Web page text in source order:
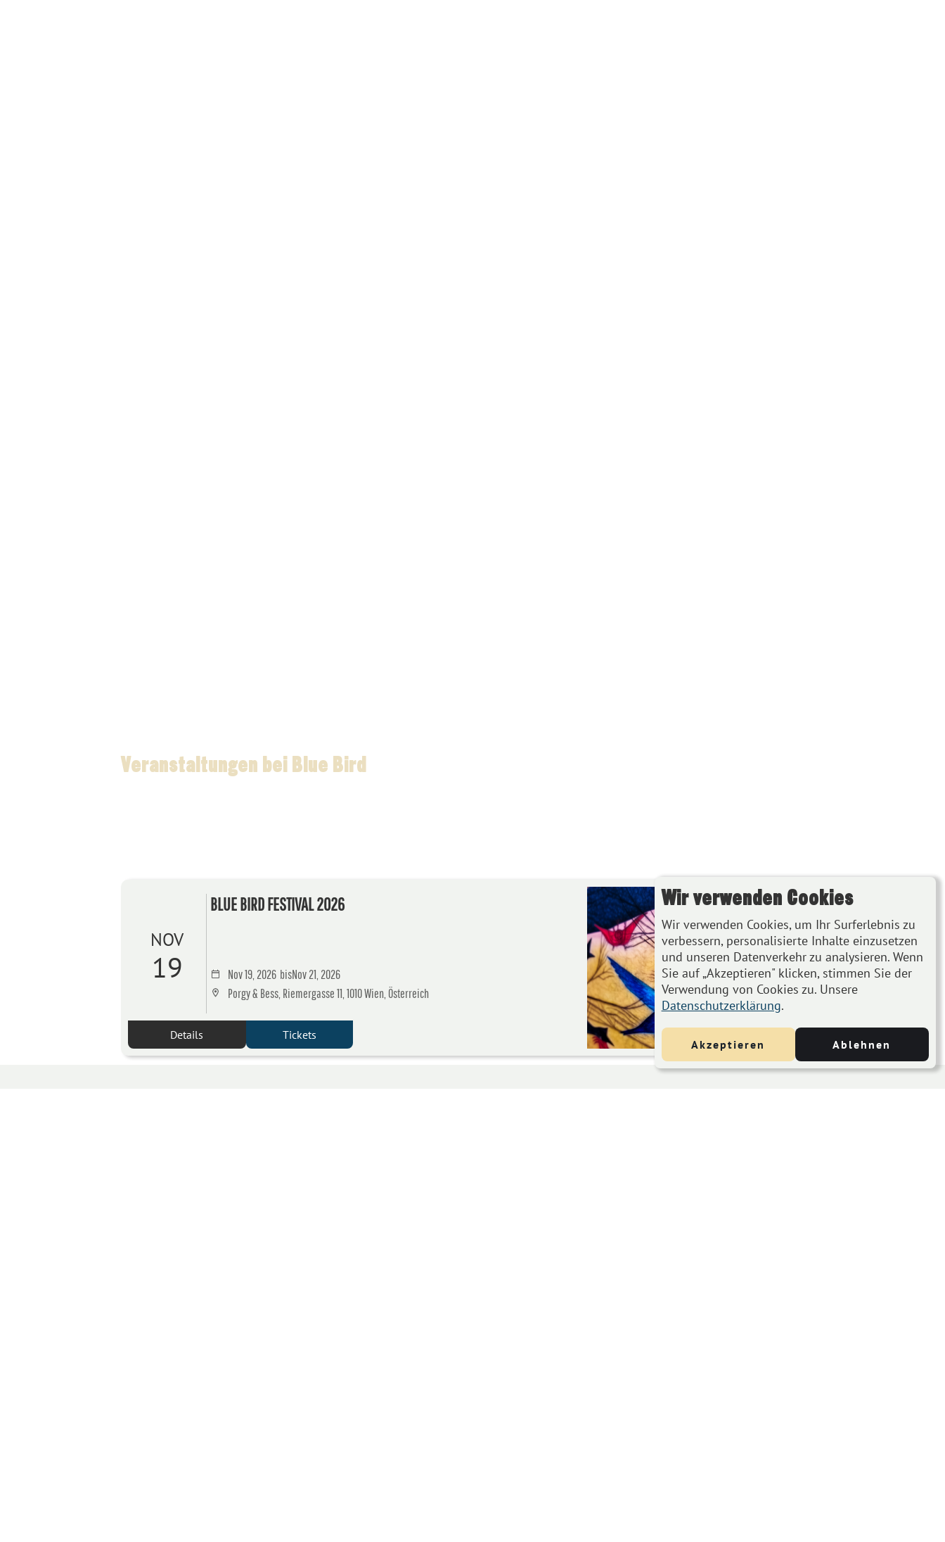
Wir verwenden Cookies
Wir verwenden Cookies, um Ihr Surferlebnis zu
verbessern, personalisierte Inhalte einzusetzen
und unseren Datenverkehr zu analysieren. Wenn
Sie auf „Akzeptieren" klicken, stimmen Sie der
Verwendung von Cookies zu. Unsere
Datenschutzerklärung.
Akzeptieren Ablehnen
Veranstaltungen bei Blue Bird
NOV
19
BLUE BIRD FESTIVAL 2026
Nov 19, 2026 bisNov 21, 2026
Porgy & Bess, Riemergasse 11, 1010 Wien, Österreich
Details Tickets